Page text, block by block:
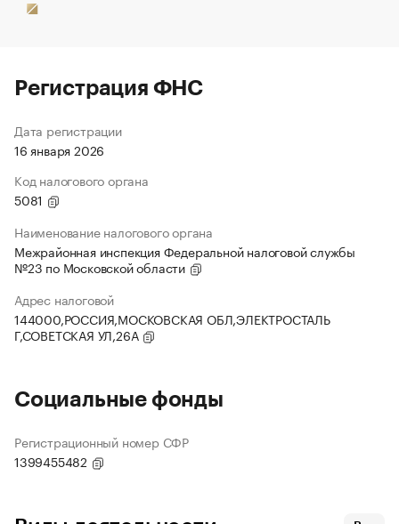
Регистрация ФНС
Дата регистрации
16 января 2026
Код налогового органа
5081
Наименование налогового органа
Межрайонная инспекция Федеральной налоговой службы
№23 по Московской области
Адрес налоговой
144000,РОССИЯ,МОСКОВСКАЯ ОБЛ,ЭЛЕКТРОСТАЛЬ
Г,СОВЕТСКАЯ УЛ,26А
Социальные фонды
Регистрационный номер СФР
1399455482